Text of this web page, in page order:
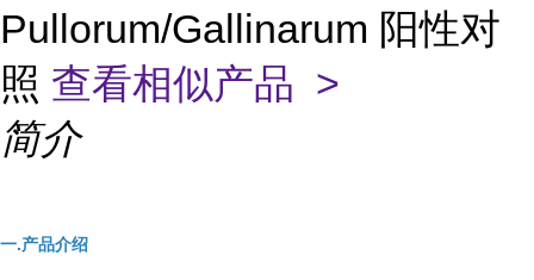
Pullorum/Gallinarum 阳性对
照 查看相似产品 >
简介
一.产品介绍